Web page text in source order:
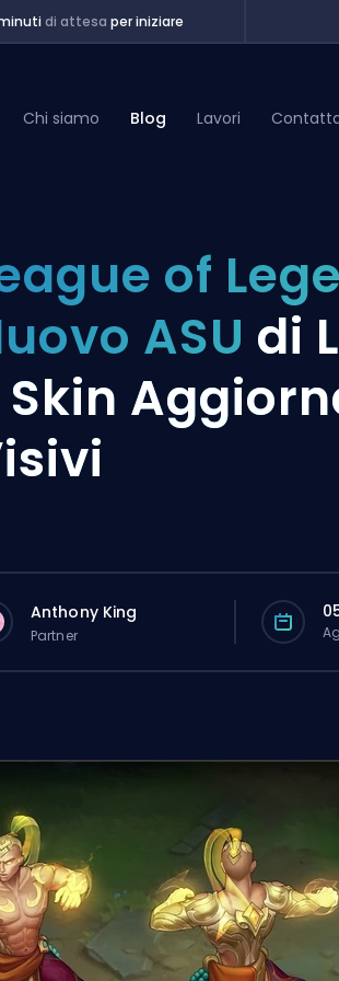
di attesa per iniziare
Chi siamo Blog Lavori
of
ASU di
Anthony King
Partner